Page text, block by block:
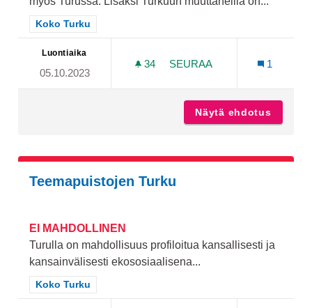
Rajaa tulokset teeman mukaan: Koko Turku
Koko Turku
Luontiaika
05.10.2023
34 34 SEURAAJAA
SEURAA
1
Näytä ehdotus
Teemapuistojen Turku
EI MAHDOLLINEN
Turulla on mahdollisuus profiloitua kansallisesti ja
kansainvälisesti ekososiaalisena...
Rajaa tulokset teeman mukaan: Koko Turku
Koko Turku